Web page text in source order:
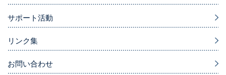
サポート活動
リンク集
お問い合わせ